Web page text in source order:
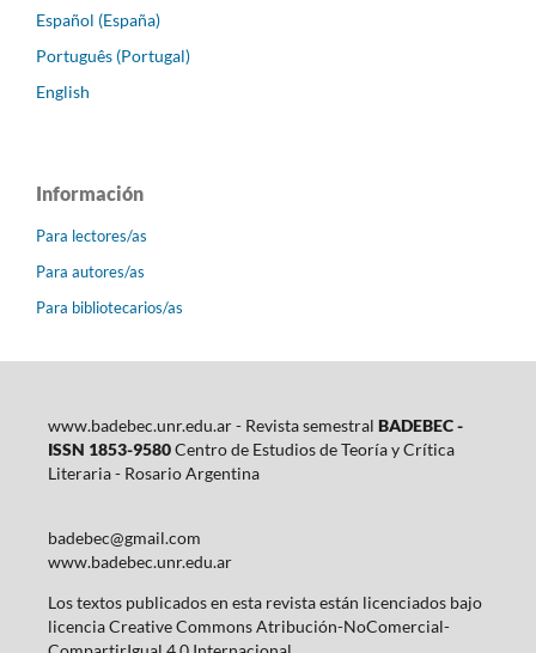
Español (España)
Português (Portugal)
English
Información
Para lectores/as
Para autores/as
Para bibliotecarios/as
www.badebec.unr.edu.ar - Revista semestral BADEBEC -
ISSN 1853-9580Centro de Estudios de Teoría y Crítica
Literaria - Rosario Argentina
badebec@gmail.com
www.badebec.unr.edu.ar
Los textos publicados en esta revista están licenciados bajo
licencia Creative Commons Atribución-NoComercial-